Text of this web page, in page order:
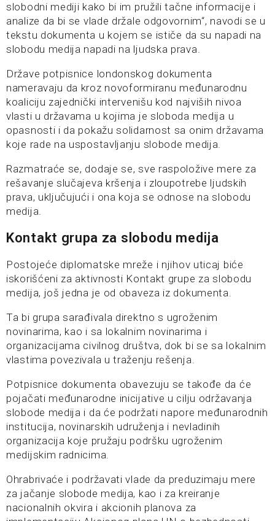
slobodni mediji kako bi im pružili tačne informacije i
analize da bi se vlade držale odgovornim“, navodi se u
tekstu dokumenta u kojem se ističe da su napadi na
slobodu medija napadi na ljudska prava.
Države potpisnice londonskog dokumenta
nameravaju da kroz novoformiranu međunarodnu
koaliciju zajednički intervenišu kod najviših nivoa
vlasti u državama u kojima je sloboda medija u
opasnosti i da pokažu solidarnost sa onim državama
koje rade na uspostavljanju slobode medija.
Razmatraće se, dodaje se, sve raspoložive mere za
rešavanje slučajeva kršenja i zloupotrebe ljudskih
prava, uključujući i ona koja se odnose na slobodu
medija.
Kontakt grupa za slobodu medija
Postojeće diplomatske mreže i njihov uticaj biće
iskorišćeni za aktivnosti Kontakt grupe za slobodu
medija, još jedna je od obaveza iz dokumenta.
Ta bi grupa sarađivala direktno s ugroženim
novinarima, kao i sa lokalnim novinarima i
organizacijama civilnog društva, dok bi se sa lokalnim
vlastima povezivala u traženju rešenja.
Potpisnice dokumenta obavezuju se takođe da će
pojačati međunarodne inicijative u cilju održavanja
slobode medija i da će podržati napore međunarodnih
institucija, novinarskih udruženja i nevladinih
organizacija koje pružaju podršku ugroženim
medijskim radnicima.
Ohrabrivaće i podržavati vlade da preduzimaju mere
za jačanje slobode medija, kao i za kreiranje
nacionalnih okvira i akcionih planova za